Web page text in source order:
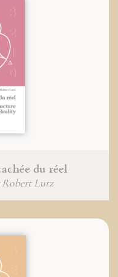
du réel
Robert Lutz